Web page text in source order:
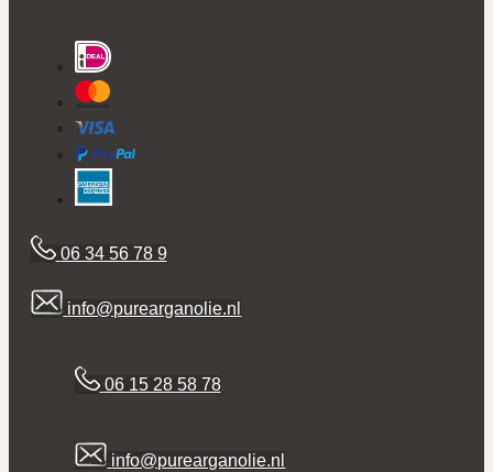
06 34 56 78 9
info@purearganolie.nl
06 15 28 58 78
info@purearganolie.nl